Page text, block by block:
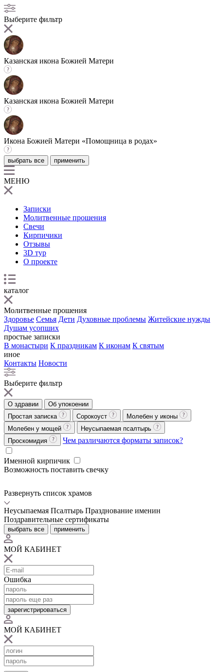
Выберите фильтр
Казанская икона Божией Матери
Казанская икона Божией Матери
Икона Божией Матери «Помощница в родах»
выбрать все применить
МЕНЮ
Записки
Молитвенные прошения
Свечи
Кирпичики
Отзывы
3D тур
О проекте
каталог
Молитвенные прошения
Здоровье Семья Дети Духовные проблемы Житейские нужды
Душам усопших
простые записки
В монастыри К праздникам К иконам К святым
иное
Контакты Новости
Выберите фильтр
О здравии
Об упокоении
Простая записка
Сорокоуст
Молебен у иконы
Молебен у мощей
Неусыпаемая псалтырь
Проскомидия
Чем различаются форматы записок?
Именной кирпичик
Возможность поставить свечку
Развернуть список храмов
Неусыпаемая Псалтырь Празднование именин
Поздравительные сертификаты
выбрать все применить
МОЙ КАБИНЕТ
Ошибка
зарегистрироваться
МОЙ КАБИНЕТ